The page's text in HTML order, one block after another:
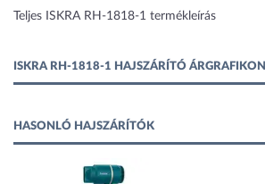
Teljes ISKRA RH-1818-1 termékleírás
ISKRA RH-1818-1 HAJSZÁRÍTÓ ÁRGRAFIKON
HASONLÓ HAJSZÁRÍTÓK